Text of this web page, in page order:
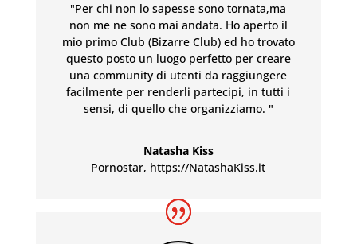
"Per chi non lo sapesse sono tornata,ma
non me ne sono mai andata. Ho aperto il
mio primo Club (Bizarre Club) ed ho trovato
questo posto un luogo perfetto per creare
una community di utenti da raggiungere
facilmente per renderli partecipi, in tutti i
sensi, di quello che organizziamo. "
Natasha Kiss
Pornostar, https://NatashaKiss.it